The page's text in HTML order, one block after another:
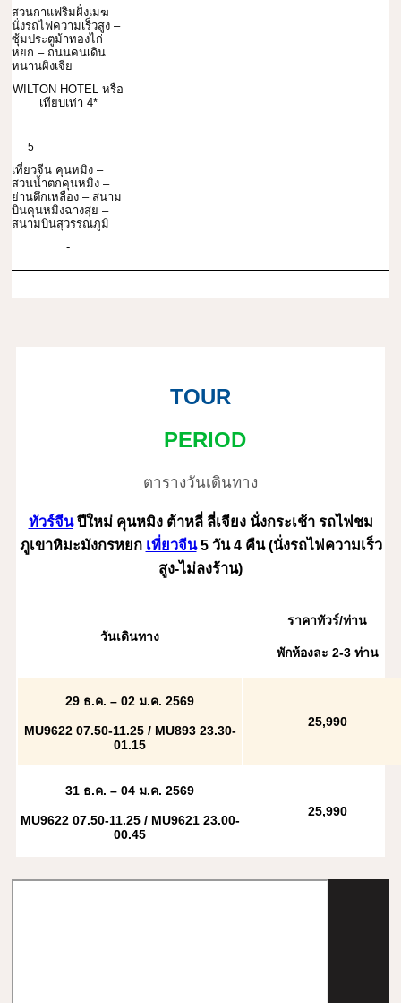
สวนกาแฟริมฝั่งเมฆ –
นั่งรถไฟความเร็วสูง –
ซุ้มประตูม้าทองไก่
หยก – ถนนคนเดิน
หนานผิงเจีย
WILTON HOTEL หรือ
เทียบเท่า 4*
5
เที่ยวจีน คุนหมิง –
สวนน้ำตกคุนหมิง –
ย่านตึกเหลือง – สนาม
บินคุนหมิงฉางสุ่ย –
สนามบินสุวรรณภูมิ
-
TOUR
PERIOD
ตารางวันเดินทาง
ทัวร์จีนปีใหม่ คุนหมิง ต้าหลี่ ลี่เจียง นั่งกระเช้า รถไฟชม
ภูเขาหิมะมังกรหยก เที่ยวจีน5 วัน 4 คืน (นั่งรถไฟความเร็ว
สูง-ไม่ลงร้าน)
วันเดินทาง
ราคาทัวร์/ท่าน
พักห้องละ 2-3 ท่าน
29 ธ.ค. – 02 ม.ค. 2569
MU9622 07.50-11.25 / MU893 23.30-
01.15
25,990
31 ธ.ค. – 04 ม.ค. 2569
MU9622 07.50-11.25 / MU9621 23.00-
00.45
25,990